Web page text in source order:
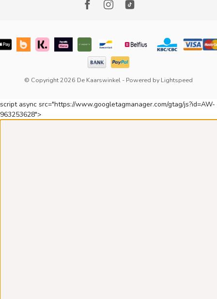
© Copyright 2026 De Kaarswinkel - Powered by Lightspeed
script async src="https://www.googletagmanager.com/gtag/js?id=AW-
963253628">